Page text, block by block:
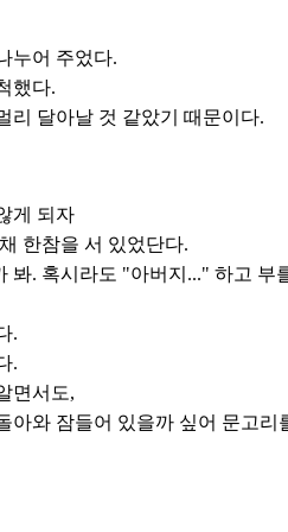
누어 주었다.
했다.
리 달아날 것 같았기 때문이다.
게 되자
한참을 서 있었단다.
봐. 혹시라도 "아버지..." 하고 부
.
.
면서도,
아와 잠들어 있을까 싶어 문고리